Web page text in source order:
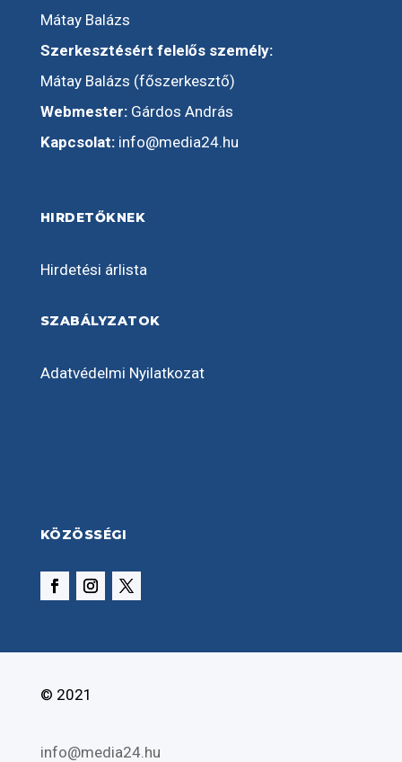
Mátay Balázs
Szerkesztésért felelős személy:
Mátay Balázs (főszerkesztő)
Webmester:Gárdos András
Kapcsolat: info@media24.hu
HIRDETŐKNEK
Hirdetési árlista
SZABÁLYZATOK
Adatvédelmi Nyilatkozat
KÖZÖSSÉGI
© 2021
info@media24.hu